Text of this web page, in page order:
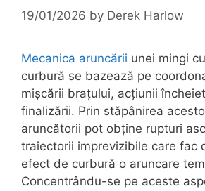
19/01/2026 by Derek Harlow
Mecanica aruncării unei mingi
curbură se bazează pe
mișcării brațului, acțiunii
finalizării. Prin stăpânirea
aruncătorii pot obține rupturi
traiectorii imprevizibile care fac
efect de curbură o aruncare
Concentrându-se pe aceste